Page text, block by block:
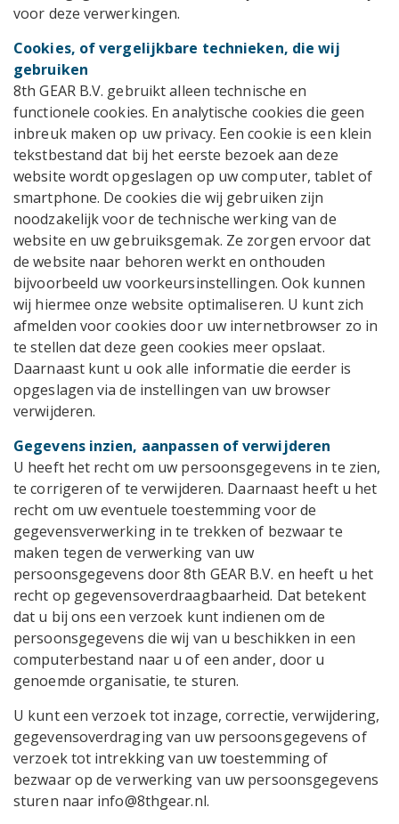
voor deze verwerkingen.
Cookies, of vergelijkbare technieken, die wij
gebruiken
8th GEAR B.V. gebruikt alleen technische en
functionele cookies. En analytische cookies die geen
inbreuk maken op uw privacy. Een cookie is een klein
tekstbestand dat bij het eerste bezoek aan deze
website wordt opgeslagen op uw computer, tablet of
smartphone. De cookies die wij gebruiken zijn
noodzakelijk voor de technische werking van de
website en uw gebruiksgemak. Ze zorgen ervoor dat
de website naar behoren werkt en onthouden
bijvoorbeeld uw voorkeursinstellingen. Ook kunnen
wij hiermee onze website optimaliseren. U kunt zich
afmelden voor cookies door uw internetbrowser zo in
te stellen dat deze geen cookies meer opslaat.
Daarnaast kunt u ook alle informatie die eerder is
opgeslagen via de instellingen van uw browser
verwijderen.
Gegevens inzien, aanpassen of verwijderen
U heeft het recht om uw persoonsgegevens in te zien,
te corrigeren of te verwijderen. Daarnaast heeft u het
recht om uw eventuele toestemming voor de
gegevensverwerking in te trekken of bezwaar te
maken tegen de verwerking van uw
persoonsgegevens door 8th GEAR B.V. en heeft u het
recht op gegevensoverdraagbaarheid. Dat betekent
dat u bij ons een verzoek kunt indienen om de
persoonsgegevens die wij van u beschikken in een
computerbestand naar u of een ander, door u
genoemde organisatie, te sturen.
U kunt een verzoek tot inzage, correctie, verwijdering,
gegevensoverdraging van uw persoonsgegevens of
verzoek tot intrekking van uw toestemming of
bezwaar op de verwerking van uw persoonsgegevens
sturen naar info@8thgear.nl.